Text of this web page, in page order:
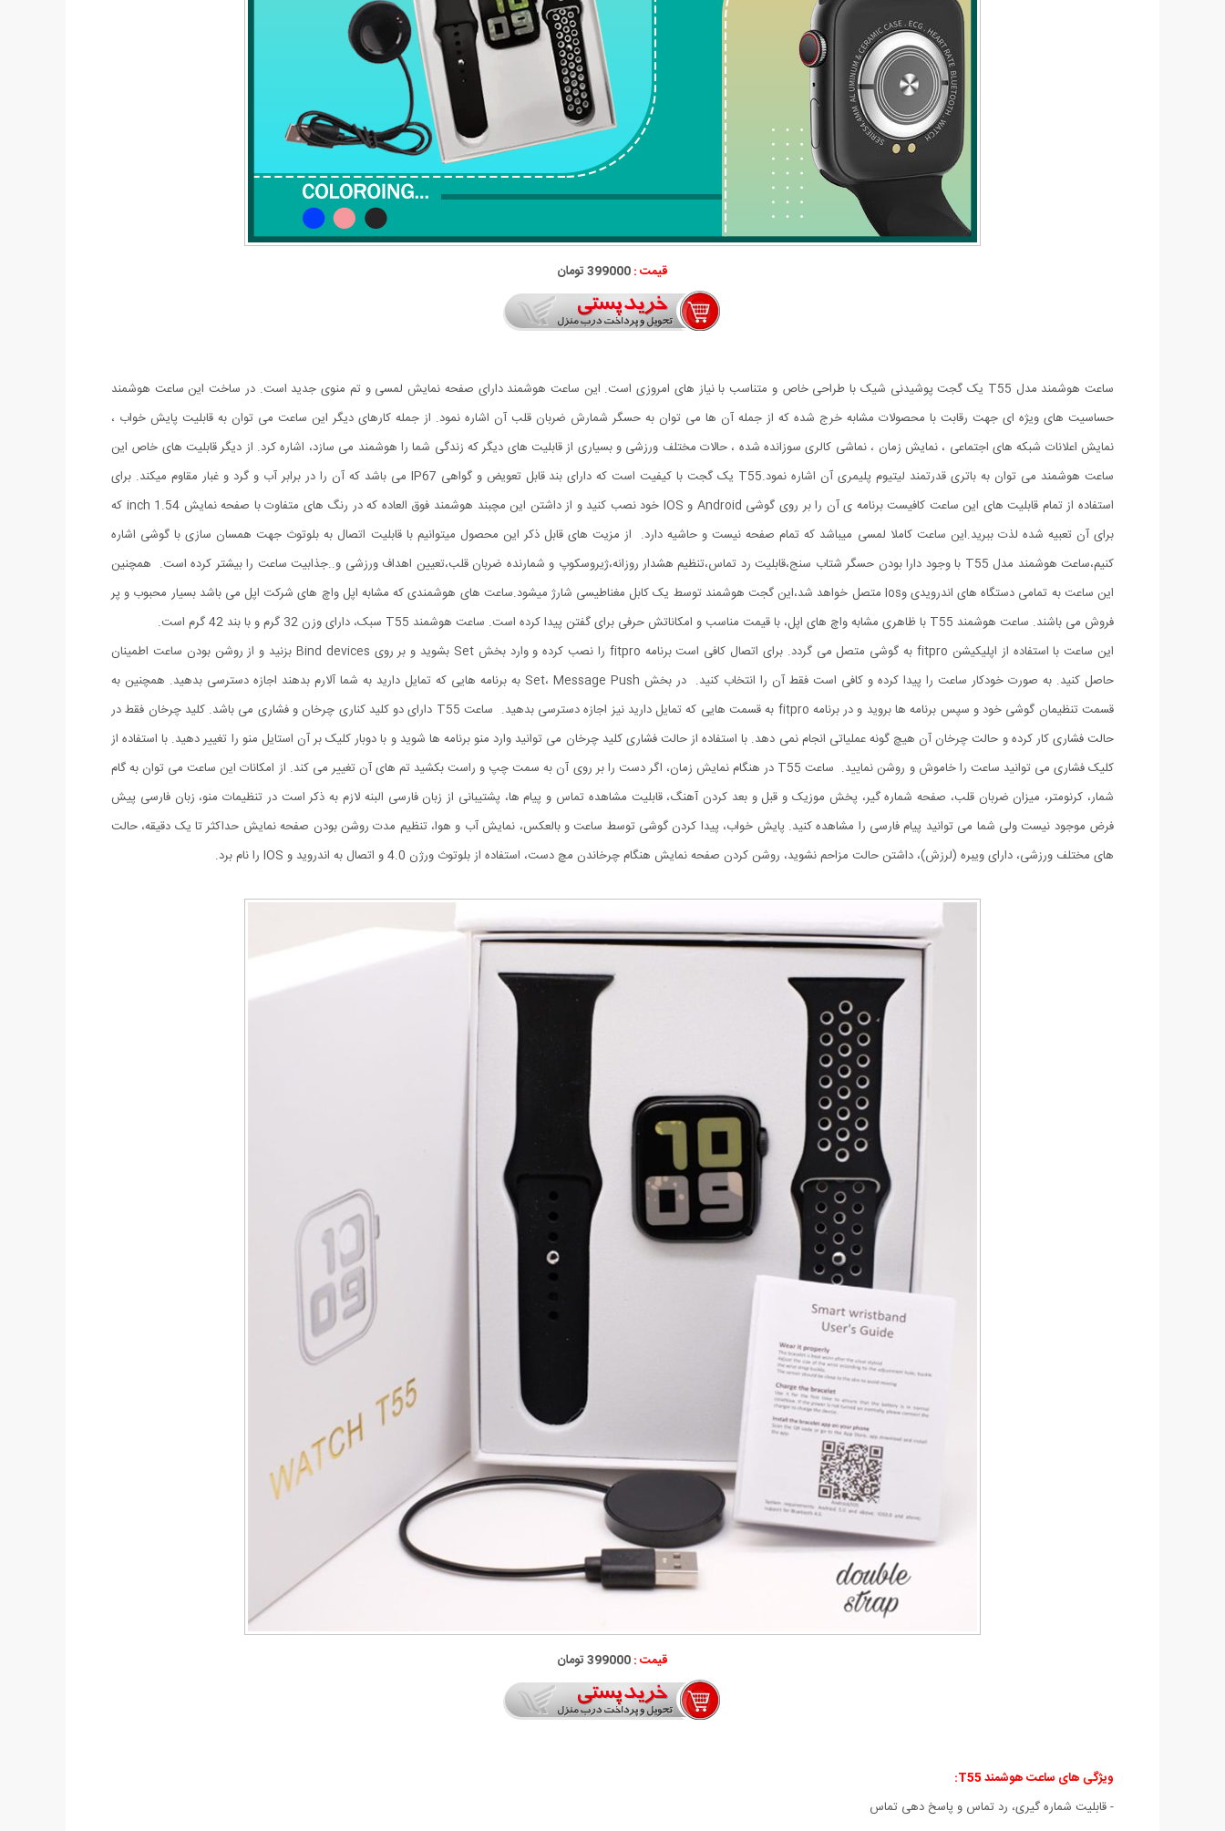
قیمت :399000 تومان
ساعت هوشمند مدل T55 یک گجت پوشیدنی شیک با طراحی خاص و متناسب با نیاز های امروزی است. این ساعت هوشمند دارای صفحه نمایش لمسی و تم منوی جدید است. در ساخت این ساعت هوشمند
حساسیت های ویژه ای جهت رقابت با محصولات مشابه خرج شده که از جمله آن ها می توان به حسگر شمارش ضربان قلب آن اشاره نمود. از جمله کارهای دیگر این ساعت می توان به قابلیت پایش خواب ،
نمایش اعلانات شبکه های اجتماعی ، نمایش زمان ، نماشی کالری سوزانده شده ، حالات مختلف ورزشی و بسیاری از قابلیت های دیگر که زندگی شما را هوشمند می سازد، اشاره کرد. از دیگر قابلیت های خاص این
ساعت هوشمند می توان به باتری قدرتمند لیتیوم پلیمری آن اشاره نمود.T55 یک گجت با کیفیت است که دارای بند قابل تعویض و گواهی IP67 می باشد که آن را در برابر آب و گرد و غبار مقاوم میکند. برای
استفاده از تمام قابلیت های این ساعت کافیست برنامه ی آن را بر روی گوشی Android و IOS خود نصب کنید و از داشتن این مچبند هوشمند فوق العاده که در رنگ های متفاوت با صفحه نمایش 1.54 inch که
برای آن تعبیه شده لذت ببرید.این ساعت کاملا لمسی میباشد که تمام صفحه نیست و حاشیه دارد. از مزیت های قابل ذکر این محصول میتوانیم با قابلیت اتصال به بلوتوث جهت همسان سازی با گوشی اشاره
کنیم،ساعت هوشمند مدل T55 با وجود دارا بودن حسگر شتاب سنج،قابلیت رد تماس،تنظیم هشدار روزانه،ژیروسکوپ و شمارنده ضربان قلب،تعیین اهداف ورزشی و..جذابیت ساعت را بیشتر کرده است. همچنین
این ساعت به تمامی دستگاه های اندرویدی وIos متصل خواهد شد،این گجت هوشمند توسط یک کابل مغناطیسی شارژ میشود.ساعت های هوشمندی که مشابه اپل واچ های شرکت اپل می باشد بسیار محبوب و پر
فروش می باشند. ساعت هوشمند T55 با ظاهری مشابه واچ های اپل، با قیمت مناسب و امکاناتش حرفی برای گفتن پیدا کرده است. ساعت هوشمند T55 سبک، دارای وزن 32 گرم و با بند 42 گرم است.
این ساعت با استفاده از اپلیکیشن fitpro به گوشی متصل می گردد. برای اتصال کافی است برنامه fitpro را نصب کرده و وارد بخش Set بشوید و بر روی Bind devices بزنید و از روشن بودن ساعت اطمینان
حاصل کنید. به صورت خودکار ساعت را پیدا کرده و کافی است فقط آن را انتخاب کنید. در بخش Set، Message Push به برنامه هایی که تمایل دارید به شما آلارم بدهند اجازه دسترسی بدهید. همچنین به
قسمت تنظیمان گوشی خود و سپس برنامه ها بروید و در برنامه fitpro به قسمت هایی که تمایل دارید نیز اجازه دسترسی بدهید. ساعت T55 دارای دو کلید کناری چرخان و فشاری می باشد. کلید چرخان فقط در
حالت فشاری کار کرده و حالت چرخان آن هیچ گونه عملیاتی انجام نمی دهد. با استفاده از حالت فشاری کلید چرخان می توانید وارد منو برنامه ها شوید و با دوبار کلیک بر آن استایل منو را تغییر دهید. با استفاده از
کلیک فشاری می توانید ساعت را خاموش و روشن نمایید. ساعت T55 در هنگام نمایش زمان، اگر دست را بر روی آن به سمت چپ و راست بکشید تم های آن تغییر می کند. از امکانات این ساعت می توان به گام
شمار، کرنومتر، میزان ضربان قلب، صفحه شماره گیر، پخش موزیک و قبل و بعد کردن آهنگ، قابلیت مشاهده تماس و پیام ها، پشتیبانی از زبان فارسی البنه لازم به ذکر است در تنظیمات منو، زبان فارسی پیش
فرض موجود نیست ولی شما می توانید پیام فارسی را مشاهده کنید. پایش خواب، پیدا کردن گوشی توسط ساعت و بالعکس، نمایش آب و هوا، تنظیم مدت روشن بودن صفحه نمایش حداکثر تا یک دقیقه، حالت
های مختلف ورزشی، دارای ویبره (لرزش)، داشتن حالت مزاحم نشوید، روشن کردن صفحه نمایش هنگام چرخاندن مچ دست، استفاده از بلوتوث ورژن 4.0 و اتصال به اندروید و IOS را نام برد.
قیمت :399000 تومان
ویژگی های ساعت هوشمند T55
:
- قابلیت شماره گیری، رد تماس و پاسخ دهی تماس